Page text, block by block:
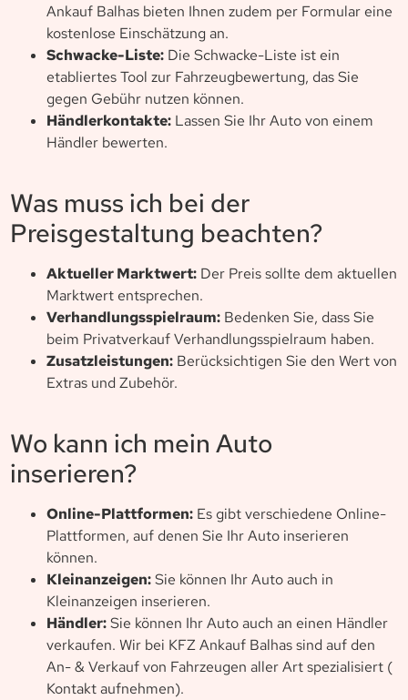
Ankauf Balhas bieten Ihnen zudem per Formular eine
kostenlose Einschätzung an.
Schwacke-Liste: Die Schwacke-Liste ist ein
etabliertes Tool zur Fahrzeugbewertung, das Sie
gegen Gebühr nutzen können.
Händlerkontakte: Lassen Sie Ihr Auto von einem
Händler bewerten.
Was muss ich bei der
Preisgestaltung beachten?
Aktueller Marktwert: Der Preis sollte dem aktuellen
Marktwert entsprechen.
Verhandlungsspielraum: Bedenken Sie, dass Sie
beim Privatverkauf Verhandlungsspielraum haben.
Zusatzleistungen: Berücksichtigen Sie den Wert von
Extras und Zubehör.
Wo kann ich mein Auto
inserieren?
Online-Plattformen: Es gibt verschiedene Online-
Plattformen, auf denen Sie Ihr Auto inserieren
können.
Kleinanzeigen:Sie können Ihr Auto auch in
Kleinanzeigen inserieren.
Händler:Sie können Ihr Auto auch an einen Händler
verkaufen. Wir bei KFZ Ankauf Balhas sind auf den
An- & Verkauf von Fahrzeugen aller Art spezialisiert (
Kontakt aufnehmen).